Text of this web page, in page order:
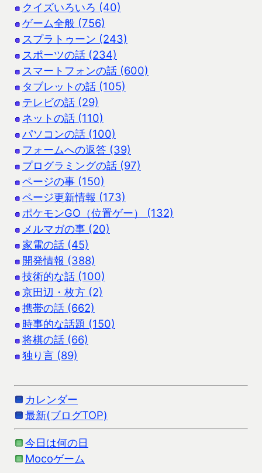
クイズいろいろ (40)
ゲーム全般 (756)
スプラトゥーン (243)
スポーツの話 (234)
スマートフォンの話 (600)
タブレットの話 (105)
テレビの話 (29)
ネットの話 (110)
パソコンの話 (100)
フォームへの返答 (39)
プログラミングの話 (97)
ページの事 (150)
ページ更新情報 (173)
ポケモンGO（位置ゲー） (132)
メルマガの事 (20)
家電の話 (45)
開発情報 (388)
技術的な話 (100)
京田辺・枚方 (2)
携帯の話 (662)
時事的な話題 (150)
将棋の話 (66)
独り言 (89)
カレンダー
最新(ブログTOP)
今日は何の日
Mocoゲーム